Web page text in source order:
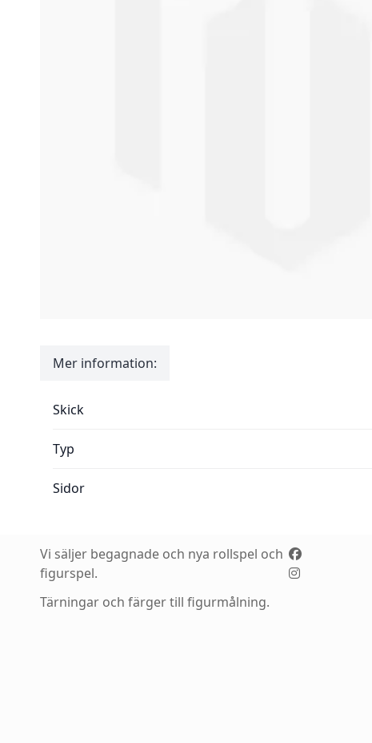
Mer information:
Skick
Typ
Sidor
Vi säljer begagnade och nya rollspel och
figurspel.
Tärningar och färger till figurmålning.